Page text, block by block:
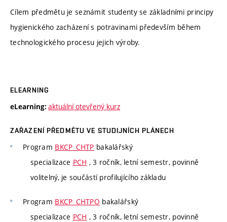
Cílem předmětu je seznámit studenty se základními principy
hygienického zacházení s potravinami především během
technologického procesu jejich výroby.
ELEARNING
eLearning: aktuální otevřený kurz
ZAŘAZENÍ PŘEDMĚTU VE STUDIJNÍCH PLÁNECH
Program BKCP_CHTP bakalářský
specializace PCH , 3 ročník, letní semestr, povinně
volitelný, je součástí profilujícího základu
Program BKCP_CHTPO bakalářský
specializace PCH , 3 ročník, letní semestr, povinně